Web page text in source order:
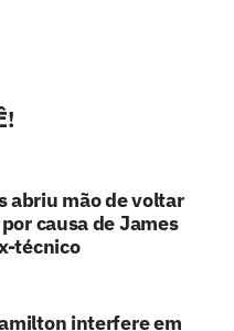
abriu mão de voltar
causa de James
técnico
interfere em